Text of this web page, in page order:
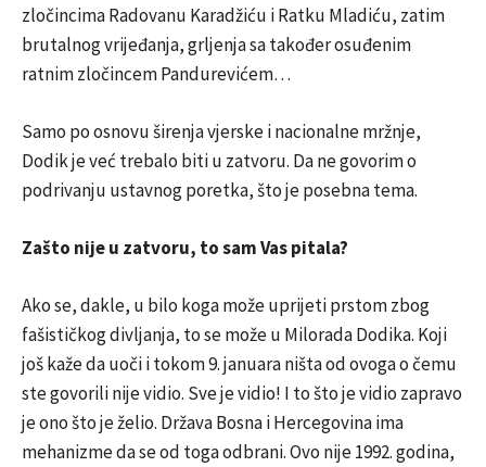
zločincima Radovanu Karadžiću i Ratku Mladiću, zatim
brutalnog vrijeđanja, grljenja sa također osuđenim
ratnim zločincem Pandurevićem…
Samo po osnovu širenja vjerske i nacionalne mržnje,
Dodik je već trebalo biti u zatvoru. Da ne govorim o
podrivanju ustavnog poretka, što je posebna tema.
Zašto nije u zatvoru, to sam Vas pitala?
Ako se, dakle, u bilo koga može uprijeti prstom zbog
fašističkog divljanja, to se može u Milorada Dodika. Koji
još kaže da uoči i tokom 9. januara ništa od ovoga o čemu
ste govorili nije vidio. Sve je vidio! I to što je vidio zapravo
je ono što je želio. Država Bosna i Hercegovina ima
mehanizme da se od toga odbrani. Ovo nije 1992. godina,